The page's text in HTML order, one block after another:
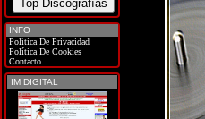
INFO
Política De Privacidad
Política De Cookies
Contacto
IM DIGITAL